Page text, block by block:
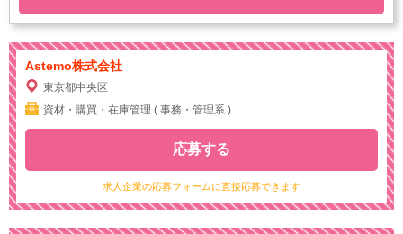
Astemo株式会社
東京都中央区
資材・購買・在庫管理 ( 事務・管理系 )
求人企業の応募フォームに直接応募できます
応募する